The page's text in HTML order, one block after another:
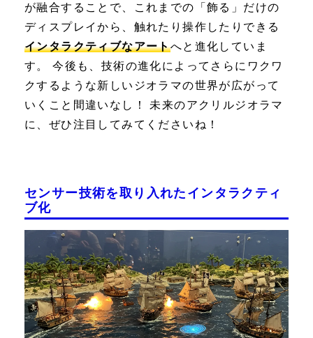
が融合することで、これまでの「飾る」だけの
ディスプレイから、触れたり操作したりできる
インタラクティブなアートへと進化していま
す。 今後も、技術の進化によってさらにワクワ
クするような新しいジオラマの世界が広がって
いくこと間違いなし！ 未来のアクリルジオラマ
に、ぜひ注目してみてくださいね！
センサー技術を取り入れたインタラクティ
ブ化